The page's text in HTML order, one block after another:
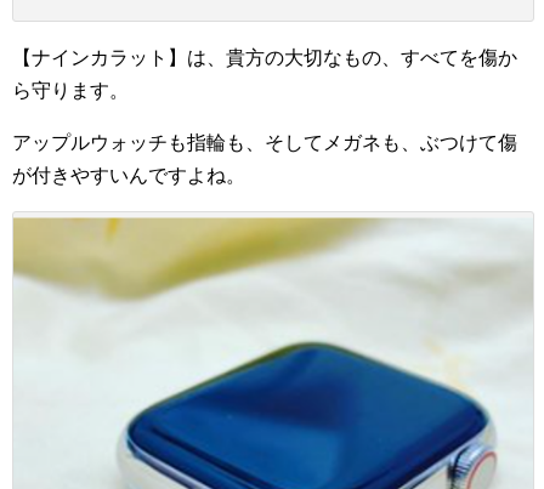
【ナインカラット】は、貴方の大切なもの、すべてを傷か
ら守ります。
アップルウォッチも指輪も、そしてメガネも、ぶつけて傷
が付きやすいんですよね。